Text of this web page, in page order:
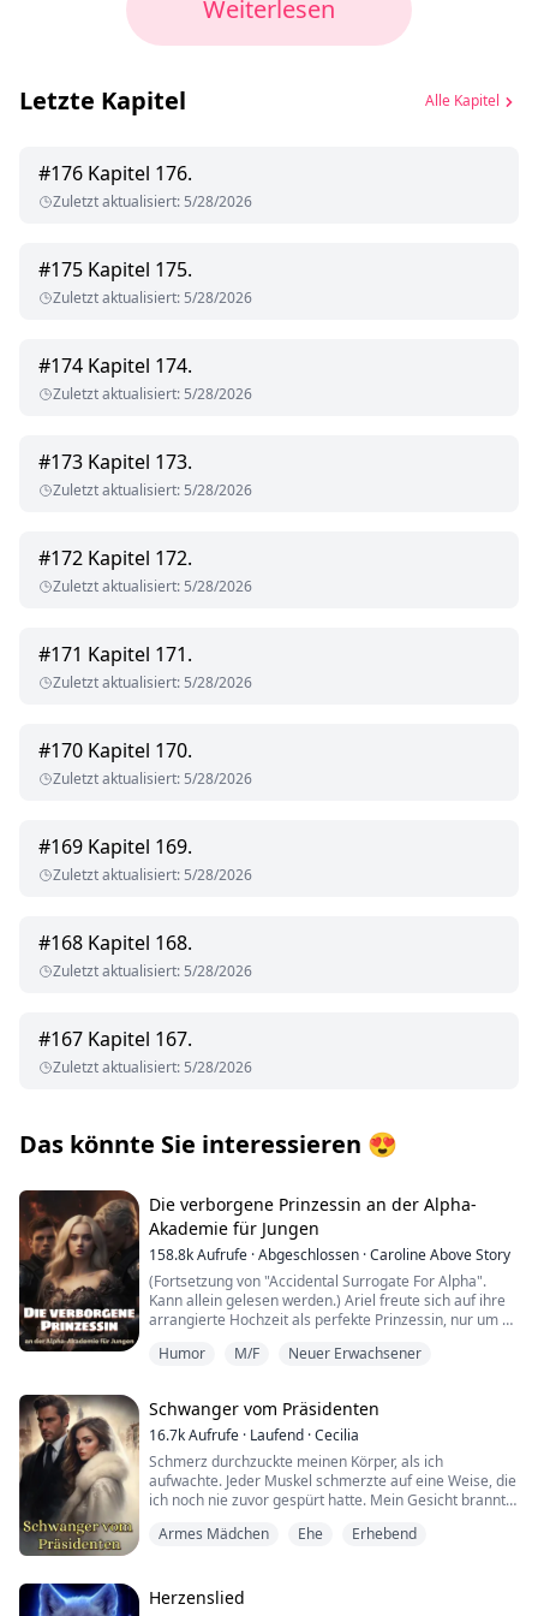
Weiterlesen
Letzte Kapitel Alle Kapitel
#176 Kapitel 176.
Zuletzt aktualisiert: 5/28/2026
#175 Kapitel 175.
Zuletzt aktualisiert: 5/28/2026
#174 Kapitel 174.
Zuletzt aktualisiert: 5/28/2026
#173 Kapitel 173.
Zuletzt aktualisiert: 5/28/2026
#172 Kapitel 172.
Zuletzt aktualisiert: 5/28/2026
#171 Kapitel 171.
Zuletzt aktualisiert: 5/28/2026
#170 Kapitel 170.
Zuletzt aktualisiert: 5/28/2026
#169 Kapitel 169.
Zuletzt aktualisiert: 5/28/2026
#168 Kapitel 168.
Zuletzt aktualisiert: 5/28/2026
#167 Kapitel 167.
Zuletzt aktualisiert: 5/28/2026
Das könnte Sie interessieren 😍
Die verborgene Prinzessin an der Alpha-
Akademie für Jungen
158.8kAufrufe ·Abgeschlossen ·Caroline Above Story
(Fortsetzung von "Accidental Surrogate For Alpha".
Kann allein gelesen werden.) Ariel freute sich auf ihre
arrangierte Hochzeit als perfekte Prinzessin, nur um zu
wurde. Entschlossen, der bevorstehenden Hochzeit zu
trat in die geheimnisvolle und furchteinflößende Alpha
Akademie ein. Zu ihrer Überraschung stieß Ariel
innerhalb der Mauern auf ihren Gefährten, und nicht
nur einen … sondern mehrere? Doch ihre äußere
Identität blieb die eines jungen Mannes… Wird ihre
wahre Identität aufgedeckt, und kann Ariel die harten
Prüfungen der Alpha Akademie überleben?
Humor M/F Neuer Erwachsener
Schwanger vom Präsidenten
16.7kAufrufe · Laufend ·Cecilia
Schmerz durchzuckte meinen Körper, als ich
aufwachte. Jeder Muskel schmerzte auf eine Weise, die
ich noch nie zuvor gespürt hatte. Mein Gesicht brannte,
sich an meinen presste, seine tiefe Stimme, die befahl:
Ewigkeit.“ Aber jetzt? Er war fort. Nur eine Karte hatte
Armes Mädchen Ehe Erhebend
Herzenslied